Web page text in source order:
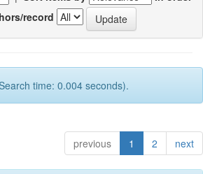
record
time: 0.004 seconds).
previous 1 2 next